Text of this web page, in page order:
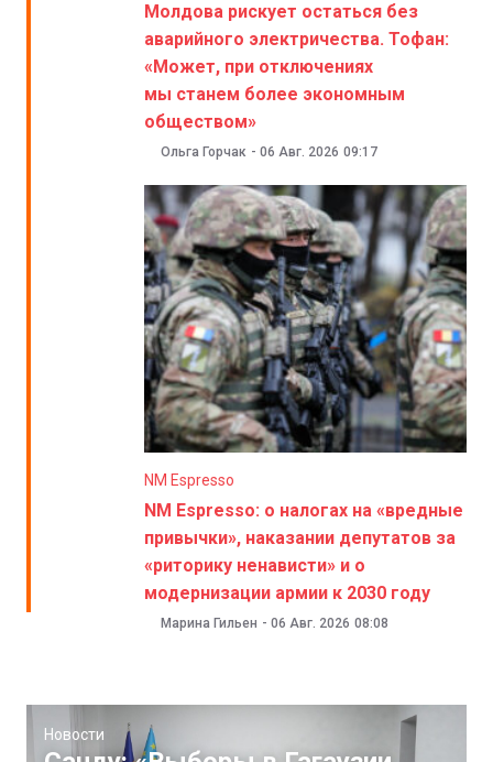
Молдова рискует остаться без
аварийного электричества. Тофан:
«Может, при отключениях
мы станем более экономным
обществом»
Ольга Горчак - 06 Авг. 2026 09:17
NM Espresso
NM Espresso: о налогах на «вредные
привычки», наказании депутатов за
«риторику ненависти» и о
модернизации армии к 2030 году
Марина Гильен - 06 Авг. 2026 08:08
Новости